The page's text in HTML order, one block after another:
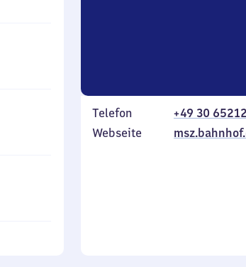
Telefon
+49 30
Webseite